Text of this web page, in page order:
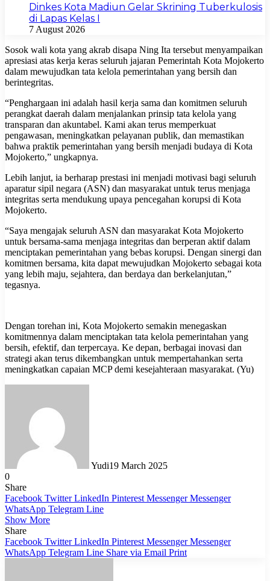
Dinkes Kota Madiun Gelar Skrining Tuberkulosis
di Lapas Kelas I
7 August 2026
Sosok wali kota yang akrab disapa Ning Ita tersebut menyampaikan
apresiasi atas kerja keras seluruh jajaran Pemerintah Kota Mojokerto
dalam mewujudkan tata kelola pemerintahan yang bersih dan
berintegritas.
“Penghargaan ini adalah hasil kerja sama dan komitmen seluruh
perangkat daerah dalam menjalankan prinsip tata kelola yang
transparan dan akuntabel. Kami akan terus memperkuat
pengawasan, meningkatkan pelayanan publik, dan memastikan
bahwa praktik pemerintahan yang bersih menjadi budaya di Kota
Mojokerto,” ungkapnya.
Lebih lanjut, ia berharap prestasi ini menjadi motivasi bagi seluruh
aparatur sipil negara (ASN) dan masyarakat untuk terus menjaga
integritas serta mendukung upaya pencegahan korupsi di Kota
Mojokerto.
“Saya mengajak seluruh ASN dan masyarakat Kota Mojokerto
untuk bersama-sama menjaga integritas dan berperan aktif dalam
menciptakan pemerintahan yang bebas korupsi. Dengan sinergi dan
komitmen bersama, kita dapat mewujudkan Mojokerto sebagai kota
yang lebih maju, sejahtera, dan berdaya dan berkelanjutan,”
tegasnya.
Dengan torehan ini, Kota Mojokerto semakin menegaskan
komitmennya dalam menciptakan tata kelola pemerintahan yang
bersih, efektif, dan terpercaya. Ke depan, berbagai inovasi dan
strategi akan terus dikembangkan untuk mempertahankan serta
meningkatkan capaian MCP demi kesejahteraan masyarakat. (Yu)
Yudi19 March 2025
0
Share
Facebook Twitter LinkedIn Pinterest Messenger Messenger
WhatsApp Telegram Line
Show More
Share
Facebook Twitter LinkedIn Pinterest Messenger Messenger
WhatsApp Telegram Line Share via Email Print